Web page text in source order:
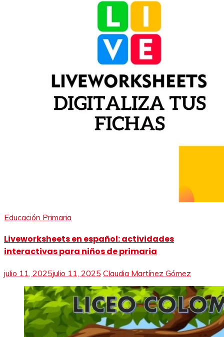
Educación Primaria
Liveworksheets en español: actividades
interactivas para niños de primaria
julio 11, 2025julio 11, 2025 Claudia Martínez Gómez